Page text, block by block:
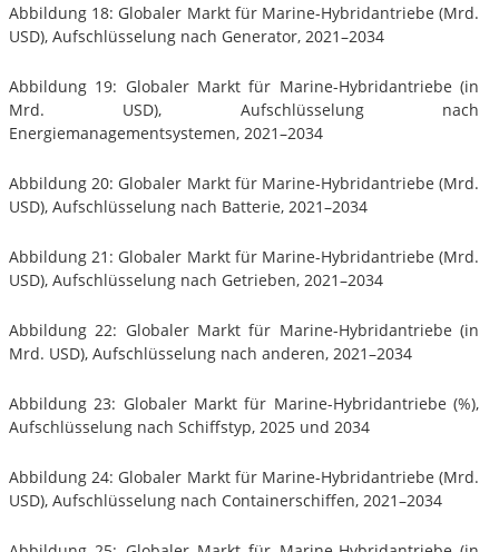
Abbildung 18: Globaler Markt für Marine-Hybridantriebe (Mrd.
USD), Aufschlüsselung nach Generator, 2021–2034
Abbildung 19: Globaler Markt für Marine-Hybridantriebe (in
Mrd. USD), Aufschlüsselung nach
Energiemanagementsystemen, 2021–2034
Abbildung 20: Globaler Markt für Marine-Hybridantriebe (Mrd.
USD), Aufschlüsselung nach Batterie, 2021–2034
Abbildung 21: Globaler Markt für Marine-Hybridantriebe (Mrd.
USD), Aufschlüsselung nach Getrieben, 2021–2034
Abbildung 22: Globaler Markt für Marine-Hybridantriebe (in
Mrd. USD), Aufschlüsselung nach anderen, 2021–2034
Abbildung 23: Globaler Markt für Marine-Hybridantriebe (%),
Aufschlüsselung nach Schiffstyp, 2025 und 2034
Abbildung 24: Globaler Markt für Marine-Hybridantriebe (Mrd.
USD), Aufschlüsselung nach Containerschiffen, 2021–2034